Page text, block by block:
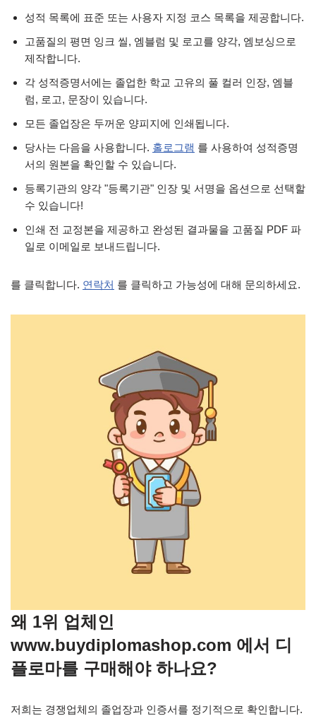
성적 목록에 표준 또는 사용자 지정 코스 목록을 제공합니다.
고품질의 평면 잉크 씰, 엠블럼 및 로고를 양각, 엠보싱으로
제작합니다.
각 성적증명서에는 졸업한 학교 고유의 풀 컬러 인장, 엠블
럼, 로고, 문장이 있습니다.
모든 졸업장은 두꺼운 양피지에 인쇄됩니다.
당사는 다음을 사용합니다. 홀로그램 를 사용하여 성적증명
서의 원본을 확인할 수 있습니다.
등록기관의 양각 "등록기관" 인장 및 서명을 옵션으로 선택할
수 있습니다!
인쇄 전 교정본을 제공하고 완성된 결과물을 고품질 PDF 파
일로 이메일로 보내드립니다.
를 클릭합니다. 연락처 를 클릭하고 가능성에 대해 문의하세요.
왜 1위 업체인
www.buydiplomashop.com 에서 디
플로마를 구매해야 하나요?
저희는 경쟁업체의 졸업장과 인증서를 정기적으로 확인합니다.